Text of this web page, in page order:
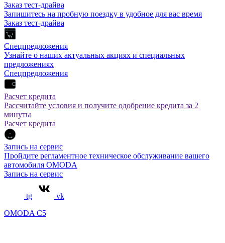
Заказ тест-драйва
Запишитесь на пробную поездку в удобное для вас время
Заказ тест-драйва
Спецпредложения
Узнайте о наших актуальных акциях и специальных
предложениях
Спецпредложения
Расчет кредита
Рассчитайте условия и получите одобрение кредита за 2
минуты
Расчет кредита
Запись на сервис
Пройдите регламентное техническое обслуживание вашего
автомобиля OMODA
Запись на сервис
tg
vk
OMODA C5